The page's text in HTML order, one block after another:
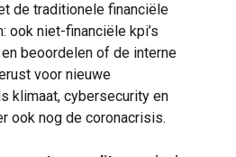
de traditionele financiële
ook niet-financiële kpi’s
beoordelen of de interne
voor nieuwe
klimaat, cybersecurity en
ook nog de coronacrisis.